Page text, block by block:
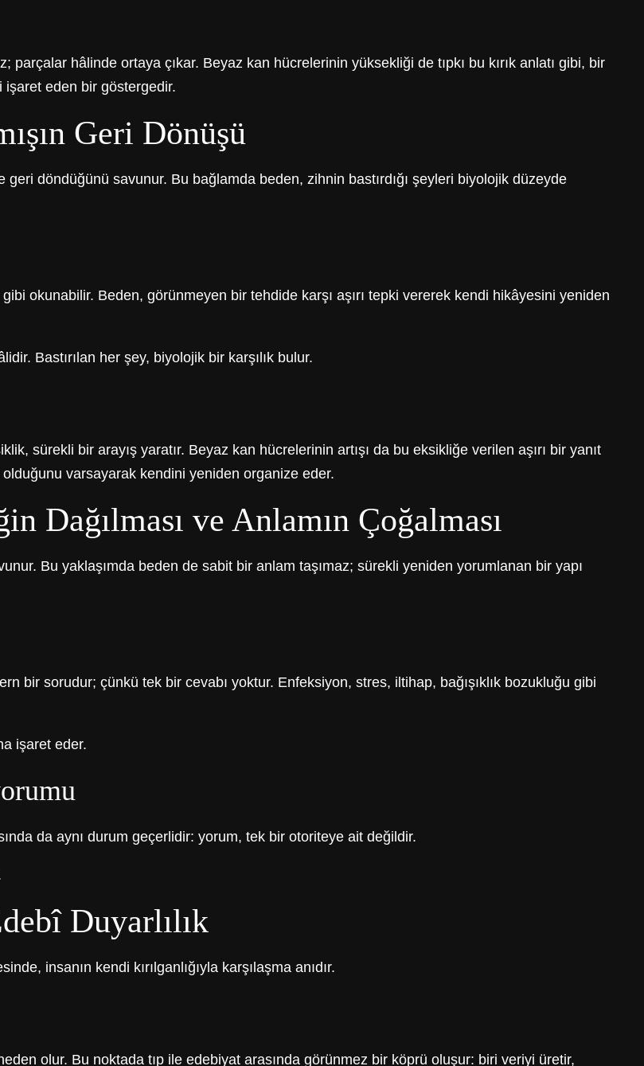
hâlinde ortaya çıkar. Beyaz kan hücrelerinin yüksekliği de tıpkı bu kırık anlatı gibi, bir
işaret eden bir göstergedir.
Geri Dönüşü
geri döndüğünü savunur. Bu bağlamda beden, zihnin bastırdığı şeyleri biyolojik düzeyde
gibi okunabilir. Beden, görünmeyen bir tehdide karşı aşırı tepki vererek kendi hikâyesini yeniden
Bastırılan her şey, biyolojik bir karşılık bulur.
sürekli bir arayış yaratır. Beyaz kan hücrelerinin artışı da bu eksikliğe verilen aşırı bir yanıt
varsayarak kendini yeniden organize eder.
Dağılması ve Anlamın Çoğalması
Bu yaklaşımda beden de sabit bir anlam taşımaz; sürekli yeniden yorumlanan bir yapı
bir sorudur; çünkü tek bir cevabı yoktur. Enfeksiyon, stres, iltihap, bağışıklık bozukluğu gibi
işaret eder.
da aynı durum geçerlidir: yorum, tek bir otoriteye ait değildir.
Duyarlılık
insanın kendi kırılganlığıyla karşılaşma anıdır.
olur. Bu noktada tıp ile edebiyat arasında görünmez bir köprü oluşur: biri veriyi üretir,